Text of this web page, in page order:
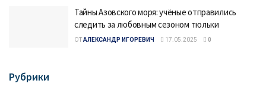
Тайны Азовского моря: учёные отправились
следить за любовным сезоном тюльки
ОТАЛЕКСАНДР ИГОРЕВИЧ 17.05.2025 0
Рубрики